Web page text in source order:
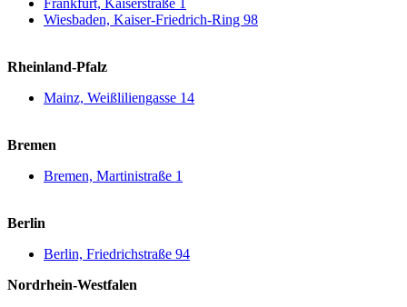
Frankfurt, Kaiserstraße 1
Wiesbaden, Kaiser-Friedrich-Ring 98
Rheinland-Pfalz
Mainz, Weißliliengasse 14
Bremen
Bremen, Martinistraße 1
Berlin
Berlin, Friedrichstraße 94
Nordrhein-Westfalen